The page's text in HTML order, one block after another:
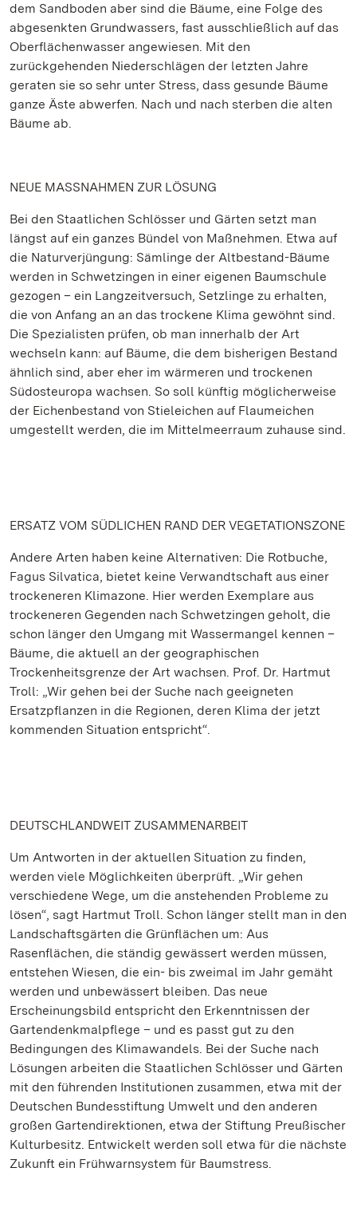
dem Sandboden aber sind die Bäume, eine Folge des
abgesenkten Grundwassers, fast ausschließlich auf das
Oberflächenwasser angewiesen. Mit den
zurückgehenden Niederschlägen der letzten Jahre
geraten sie so sehr unter Stress, dass gesunde Bäume
ganze Äste abwerfen. Nach und nach sterben die alten
Bäume ab.
NEUE MASSNAHMEN ZUR LÖSUNG
Bei den Staatlichen Schlösser und Gärten setzt man
längst auf ein ganzes Bündel von Maßnehmen. Etwa auf
die Naturverjüngung: Sämlinge der Altbestand-Bäume
werden in Schwetzingen in einer eigenen Baumschule
gezogen – ein Langzeitversuch, Setzlinge zu erhalten,
die von Anfang an an das trockene Klima gewöhnt sind.
Die Spezialisten prüfen, ob man innerhalb der Art
wechseln kann: auf Bäume, die dem bisherigen Bestand
ähnlich sind, aber eher im wärmeren und trockenen
Südosteuropa wachsen. So soll künftig möglicherweise
der Eichenbestand von Stieleichen auf Flaumeichen
umgestellt werden, die im Mittelmeerraum zuhause sind.
ERSATZ VOM SÜDLICHEN RAND DER VEGETATIONSZONE
Andere Arten haben keine Alternativen: Die Rotbuche,
Fagus Silvatica, bietet keine Verwandtschaft aus einer
trockeneren Klimazone. Hier werden Exemplare aus
trockeneren Gegenden nach Schwetzingen geholt, die
schon länger den Umgang mit Wassermangel kennen –
Bäume, die aktuell an der geographischen
Trockenheitsgrenze der Art wachsen. Prof. Dr. Hartmut
Troll: „Wir gehen bei der Suche nach geeigneten
Ersatzpflanzen in die Regionen, deren Klima der jetzt
kommenden Situation entspricht“.
DEUTSCHLANDWEIT ZUSAMMENARBEIT
Um Antworten in der aktuellen Situation zu finden,
werden viele Möglichkeiten überprüft. „Wir gehen
verschiedene Wege, um die anstehenden Probleme zu
lösen“, sagt Hartmut Troll. Schon länger stellt man in den
Landschaftsgärten die Grünflächen um: Aus
Rasenflächen, die ständig gewässert werden müssen,
entstehen Wiesen, die ein- bis zweimal im Jahr gemäht
werden und unbewässert bleiben. Das neue
Erscheinungsbild entspricht den Erkenntnissen der
Gartendenkmalpflege – und es passt gut zu den
Bedingungen des Klimawandels. Bei der Suche nach
Lösungen arbeiten die Staatlichen Schlösser und Gärten
mit den führenden Institutionen zusammen, etwa mit der
Deutschen Bundesstiftung Umwelt und den anderen
großen Gartendirektionen, etwa der Stiftung Preußischer
Kulturbesitz. Entwickelt werden soll etwa für die nächste
Zukunft ein Frühwarnsystem für Baumstress.